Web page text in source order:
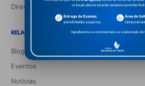
Direção corpo clínico
RELACIONAMENTO E INFORMAÇÃO
Blog Saúde e Você
Eventos
Notícias